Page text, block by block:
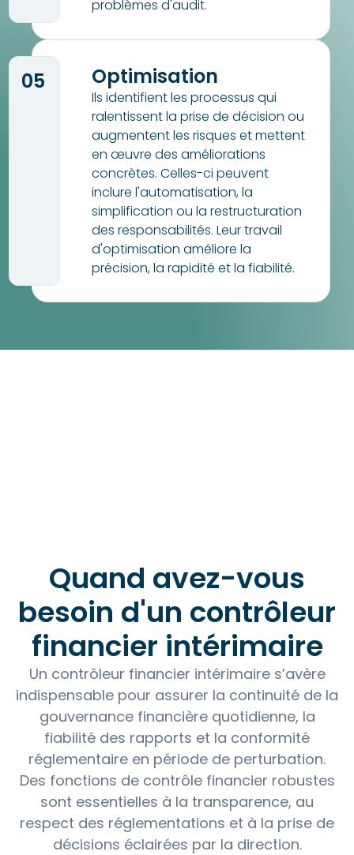
problèmes d'audit.
05 Optimisation
Ils identifient les processus qui
ralentissent la prise de décision ou
augmentent les risques et mettent
en œuvre des améliorations
concrètes. Celles-ci peuvent
inclure l'automatisation, la
simplification ou la restructuration
des responsabilités. Leur travail
d'optimisation améliore la
précision, la rapidité et la fiabilité.
Quand avez-vous
besoin d'un contrôleur
financier intérimaire
Un contrôleur financier intérimaire s’avère
indispensable pour assurer la continuité de la
gouvernance financière quotidienne, la
fiabilité des rapports et la conformité
réglementaire en période de perturbation.
Des fonctions de contrôle financier robustes
sont essentielles à la transparence, au
respect des réglementations et à la prise de
décisions éclairées par la direction.